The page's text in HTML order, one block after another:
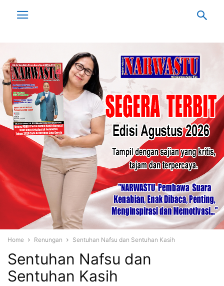
Home Renungan Sentuhan Nafsu dan Sentuhan Kasih
Sentuhan Nafsu dan
Sentuhan Kasih